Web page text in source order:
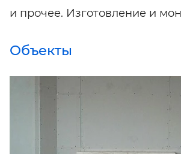
и прочее. Изготовление и
Объекты